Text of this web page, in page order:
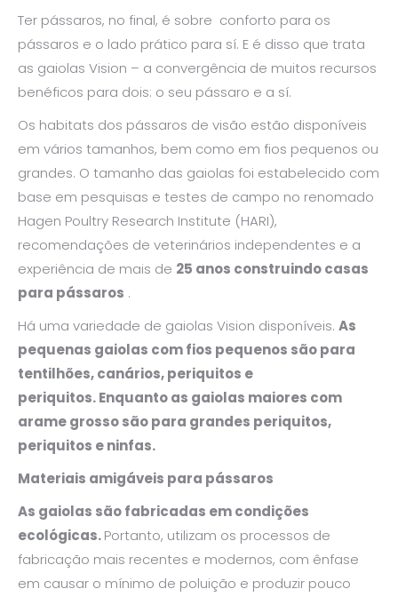
Ter pássaros, no final, é sobre conforto para os
pássaros e o lado prático para sí. E é disso que trata
as gaiolas Vision – a convergência de muitos recursos
benéficos para dois: o seu pássaro e a sí.
Os habitats dos pássaros de visão estão disponíveis
em vários tamanhos, bem como em fios pequenos ou
grandes. O tamanho das gaiolas foi estabelecido com
base em pesquisas e testes de campo no renomado
Hagen Poultry Research Institute (HARI),
recomendações de veterinários independentes e a
experiência de mais de 25 anos construindo casas
para pássaros .
Há uma variedade de gaiolas Vision disponíveis. As
pequenas gaiolas com fios pequenos são para
tentilhões, canários, periquitos e
periquitos. Enquanto as gaiolas maiores com
arame grosso são para grandes periquitos,
periquitos e ninfas.
Materiais amigáveis ​​para pássaros
As gaiolas são fabricadas em condições
ecológicas.Portanto, utilizam os processos de
fabricação mais recentes e modernos, com ênfase
em causar o mínimo de poluição e produzir pouco